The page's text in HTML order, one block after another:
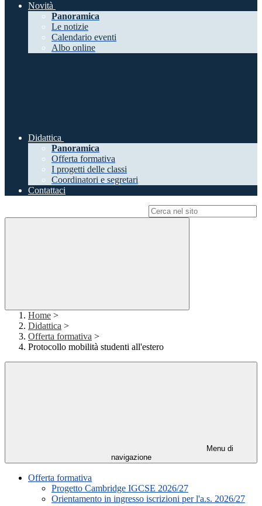
Novità
Panoramica
Le notizie
Calendario eventi
Albo online
Didattica
Panoramica
Offerta formativa
I progetti delle classi
Coordinatori e segretari
Contattaci
Home >
Didattica >
Offerta formativa >
Protocollo mobilità studenti all'estero
Menu di
navigazione
Offerta formativa
Progetto Cambridge IGCSE 2026/27
Orientamento in ingresso iscrizioni per l'a.s. 2026/27